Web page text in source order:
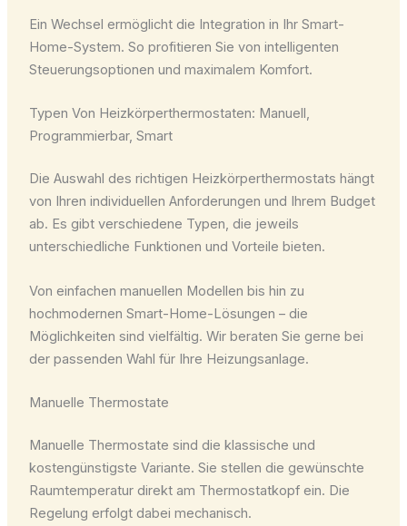
Ein Wechsel ermöglicht die Integration in Ihr Smart-
Home-System. So profitieren Sie von intelligenten
Steuerungsoptionen und maximalem Komfort.
Typen Von Heizkörperthermostaten: Manuell,
Programmierbar, Smart
Die Auswahl des richtigen Heizkörperthermostats hängt
von Ihren individuellen Anforderungen und Ihrem Budget
ab. Es gibt verschiedene Typen, die jeweils
unterschiedliche Funktionen und Vorteile bieten.
Von einfachen manuellen Modellen bis hin zu
hochmodernen Smart-Home-Lösungen – die
Möglichkeiten sind vielfältig. Wir beraten Sie gerne bei
der passenden Wahl für Ihre Heizungsanlage.
Manuelle Thermostate
Manuelle Thermostate sind die klassische und
kostengünstigste Variante. Sie stellen die gewünschte
Raumtemperatur direkt am Thermostatkopf ein. Die
Regelung erfolgt dabei mechanisch.